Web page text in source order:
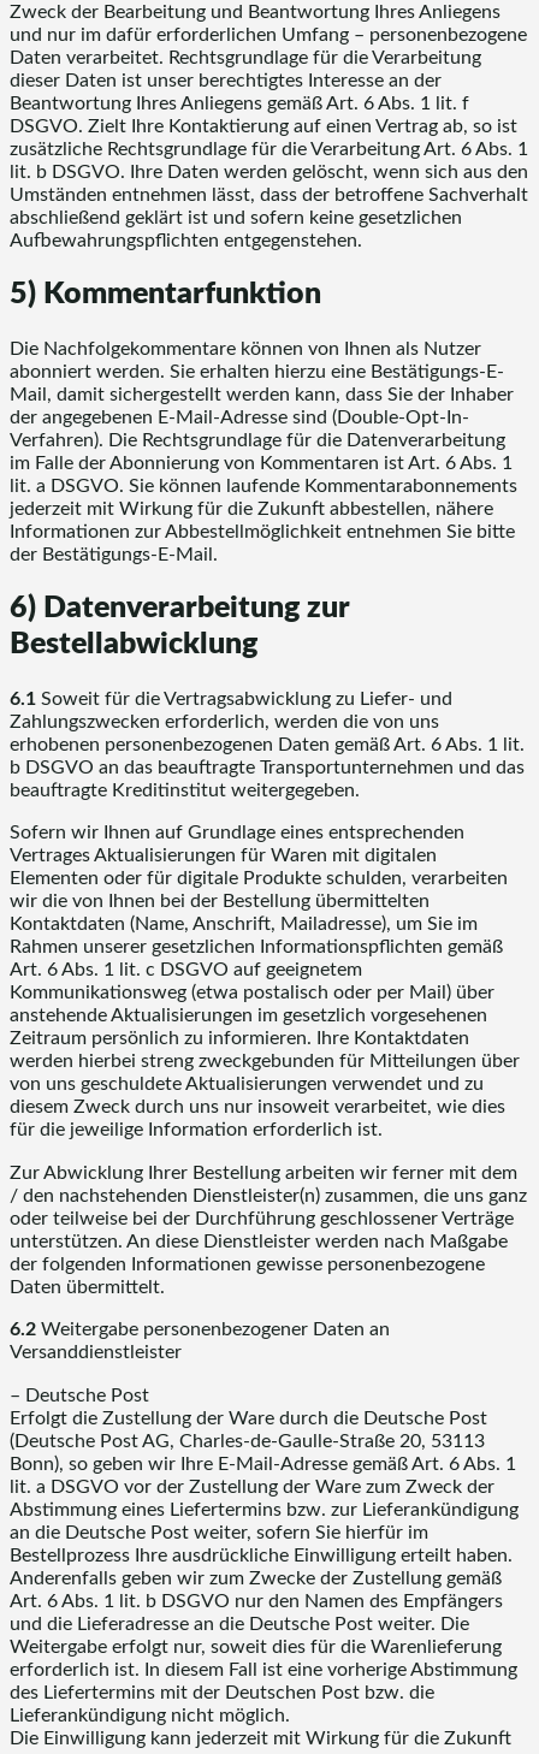
Zweck der Bearbeitung und Beantwortung Ihres Anliegens
und nur im dafür erforderlichen Umfang – personenbezogene
Daten verarbeitet. Rechtsgrundlage für die Verarbeitung
dieser Daten ist unser berechtigtes Interesse an der
Beantwortung Ihres Anliegens gemäß Art. 6 Abs. 1 lit. f
DSGVO. Zielt Ihre Kontaktierung auf einen Vertrag ab, so ist
zusätzliche Rechtsgrundlage für die Verarbeitung Art. 6 Abs. 1
lit. b DSGVO. Ihre Daten werden gelöscht, wenn sich aus den
Umständen entnehmen lässt, dass der betroffene Sachverhalt
abschließend geklärt ist und sofern keine gesetzlichen
Aufbewahrungspflichten entgegenstehen.
5) Kommentarfunktion
Die Nachfolgekommentare können von Ihnen als Nutzer
abonniert werden. Sie erhalten hierzu eine Bestätigungs-E-
Mail, damit sichergestellt werden kann, dass Sie der Inhaber
der angegebenen E-Mail-Adresse sind (Double-Opt-In-
Verfahren). Die Rechtsgrundlage für die Datenverarbeitung
im Falle der Abonnierung von Kommentaren ist Art. 6 Abs. 1
lit. a DSGVO. Sie können laufende Kommentarabonnements
jederzeit mit Wirkung für die Zukunft abbestellen, nähere
Informationen zur Abbestellmöglichkeit entnehmen Sie bitte
der Bestätigungs-E-Mail.
6) Datenverarbeitung zur
Bestellabwicklung
6.1 Soweit für die Vertragsabwicklung zu Liefer- und
Zahlungszwecken erforderlich, werden die von uns
erhobenen personenbezogenen Daten gemäß Art. 6 Abs. 1 lit.
b DSGVO an das beauftragte Transportunternehmen und das
beauftragte Kreditinstitut weitergegeben.
Sofern wir Ihnen auf Grundlage eines entsprechenden
Vertrages Aktualisierungen für Waren mit digitalen
Elementen oder für digitale Produkte schulden, verarbeiten
wir die von Ihnen bei der Bestellung übermittelten
Kontaktdaten (Name, Anschrift, Mailadresse), um Sie im
Rahmen unserer gesetzlichen Informationspflichten gemäß
Art. 6 Abs. 1 lit. c DSGVO auf geeignetem
Kommunikationsweg (etwa postalisch oder per Mail) über
anstehende Aktualisierungen im gesetzlich vorgesehenen
Zeitraum persönlich zu informieren. Ihre Kontaktdaten
werden hierbei streng zweckgebunden für Mitteilungen über
von uns geschuldete Aktualisierungen verwendet und zu
diesem Zweck durch uns nur insoweit verarbeitet, wie dies
für die jeweilige Information erforderlich ist.
Zur Abwicklung Ihrer Bestellung arbeiten wir ferner mit dem
/ den nachstehenden Dienstleister(n) zusammen, die uns ganz
oder teilweise bei der Durchführung geschlossener Verträge
unterstützen. An diese Dienstleister werden nach Maßgabe
der folgenden Informationen gewisse personenbezogene
Daten übermittelt.
6.2 Weitergabe personenbezogener Daten an
Versanddienstleister
– Deutsche Post
Erfolgt die Zustellung der Ware durch die Deutsche Post
(Deutsche Post AG, Charles-de-Gaulle-Straße 20, 53113
Bonn), so geben wir Ihre E-Mail-Adresse gemäß Art. 6 Abs. 1
lit. a DSGVO vor der Zustellung der Ware zum Zweck der
Abstimmung eines Liefertermins bzw. zur Lieferankündigung
an die Deutsche Post weiter, sofern Sie hierfür im
Bestellprozess Ihre ausdrückliche Einwilligung erteilt haben.
Anderenfalls geben wir zum Zwecke der Zustellung gemäß
Art. 6 Abs. 1 lit. b DSGVO nur den Namen des Empfängers
und die Lieferadresse an die Deutsche Post weiter. Die
Weitergabe erfolgt nur, soweit dies für die Warenlieferung
erforderlich ist. In diesem Fall ist eine vorherige Abstimmung
des Liefertermins mit der Deutschen Post bzw. die
Lieferankündigung nicht möglich.
Die Einwilligung kann jederzeit mit Wirkung für die Zukunft